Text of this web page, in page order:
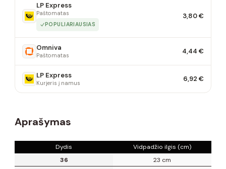
LP Express
Paštomatas
POPULIARIAUSIAS
3,80 €
Omniva
Paštomatas 4,44 €
LP Express
Kurjeris į namus 6,92 €
Aprašymas
Dydis
Vidpadžio ilgis (cm)
36
23 cm